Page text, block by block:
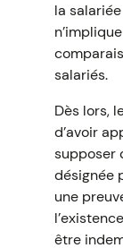
la
salariés.
Dès lors,
d’avoir
supposer
désignée
une
être